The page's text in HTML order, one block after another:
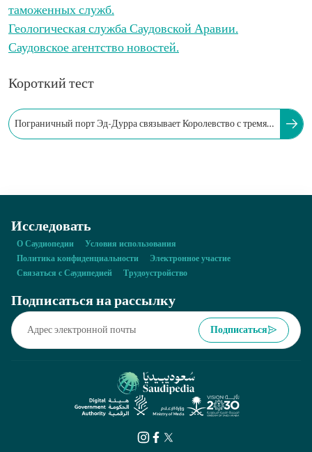
таможенных служб.
Геологическая служба Саудовской Аравии.
Саудовское агентство новостей.
Короткий тест
Пограничный порт Эд-Дурра связывает Королевство с тремя
Исследовать
О Саудиопедии
Условия использования
Политика конфиденциальности
Электронное участие
Связаться с Саудипедией
Трудоустройство
Подписаться на рассылку
Подписаться